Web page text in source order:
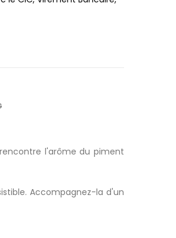
l'arôme du piment
Accompagnez-la d'un